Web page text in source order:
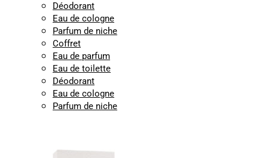
Déodorant
Eau de cologne
Parfum de niche
Coffret
Eau de parfum
Eau de toilette
Déodorant
Eau de cologne
Parfum de niche